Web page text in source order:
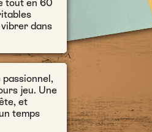
tout en 60
dans
jeu. Une
et
temps